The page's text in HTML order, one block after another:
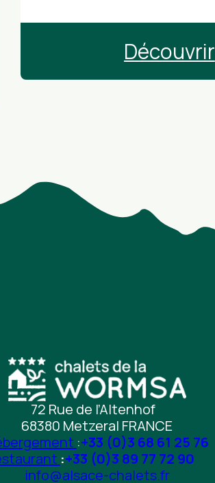
Découvrir
72 Rue de l’Altenhof
68380 Metzeral FRANCE
:+33 (0)3 68 61 25 76
:+33 (0)3 89 77 72 90
info@alsace-chalets.fr